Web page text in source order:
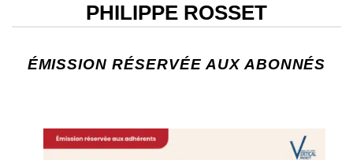
PHILIPPE ROSSET
ÉMISSION RÉSERVÉE AUX ABONNÉS